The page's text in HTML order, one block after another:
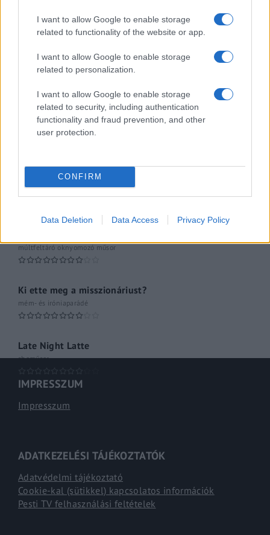
I want to allow Google to enable storage
related to functionality of the website or app.
I want to allow Google to enable storage
related to personalization.
I want to allow Google to enable storage
related to security, including authentication
functionality and fraud prevention, and other
user protection.
CONFIRM
Data Deletion Data Access Privacy Policy
Esti hírshow
oknyomozó műsor
Pesti riporter
Közéleti esti műsor
A riporter
múltfeltáró oknyomozó műsor
Ki ette meg a misszionáriust?
mém- és iróniaparádé
Late Night Latte
shoműsor
IMPRESSZUM
Impresszum
ADATKEZELÉSI TÁJÉKOZTATÓK
Adatvédelmi tájékoztató
Cookie-kal (sütikkel) kapcsolatos információk
Pesti TV felhasználási feltételek